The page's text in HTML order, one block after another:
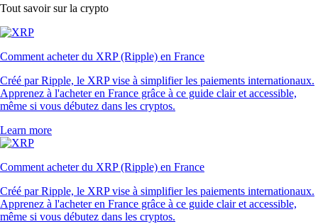
Tout savoir sur la crypto
Comment acheter du XRP (Ripple) en France
Créé par Ripple, le XRP vise à simplifier les paiements internationaux.
Apprenez à l'acheter en France grâce à ce guide clair et accessible,
même si vous débutez dans les cryptos.
Learn more
Comment acheter du XRP (Ripple) en France
Créé par Ripple, le XRP vise à simplifier les paiements internationaux.
Apprenez à l'acheter en France grâce à ce guide clair et accessible,
même si vous débutez dans les cryptos.